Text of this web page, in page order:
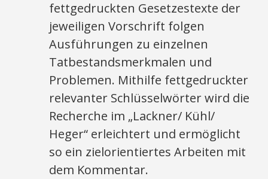
fettgedruckten Gesetzestexte der
jeweiligen Vorschrift folgen
Ausführungen zu einzelnen
Tatbestandsmerkmalen und
Problemen. Mithilfe fettgedruckter
relevanter Schlüsselwörter wird die
Recherche im „Lackner/ Kühl/
Heger“ erleichtert und ermöglicht
so ein zielorientiertes Arbeiten mit
dem Kommentar.